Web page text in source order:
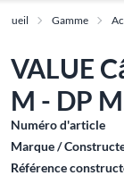
Gamme
VALUE
M - DP
Numéro d'article
Marque /
Référence